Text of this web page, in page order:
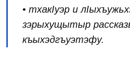
• тхакIуэр и
зэрыхущытыр
къыхэдгъуэтэфу.